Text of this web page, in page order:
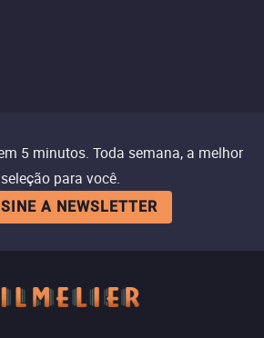
5 minutos. Toda semana, a melhor
seleção para você.
A NEWSLETTER